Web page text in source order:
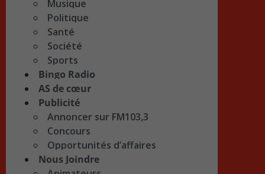
Musique
Politique
Santé
Société
Sports
Bingo Radio
AS de cœur
Publicité
Annoncer sur FM103,3
Concours
Opportunités d’affaires
Nous Joindre